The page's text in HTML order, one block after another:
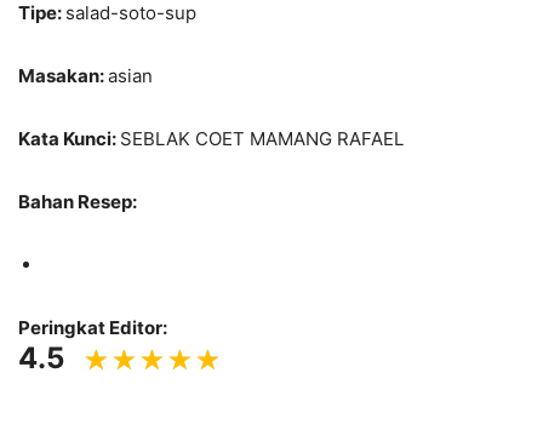
Tipe: salad-soto-sup
Masakan:asian
Kata Kunci: SEBLAK COET MAMANG RAFAEL
Bahan Resep:
Peringkat Editor:
4.5